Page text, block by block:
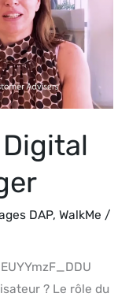
DAP, WalkMe /
? Le rôle du